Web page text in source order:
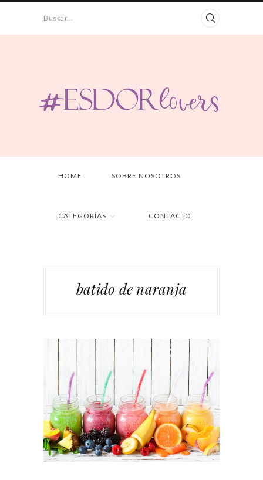
Buscar...
HOME SOBRE NOSOTROS
CATEGORÍAS CONTACTO
batido de naranja